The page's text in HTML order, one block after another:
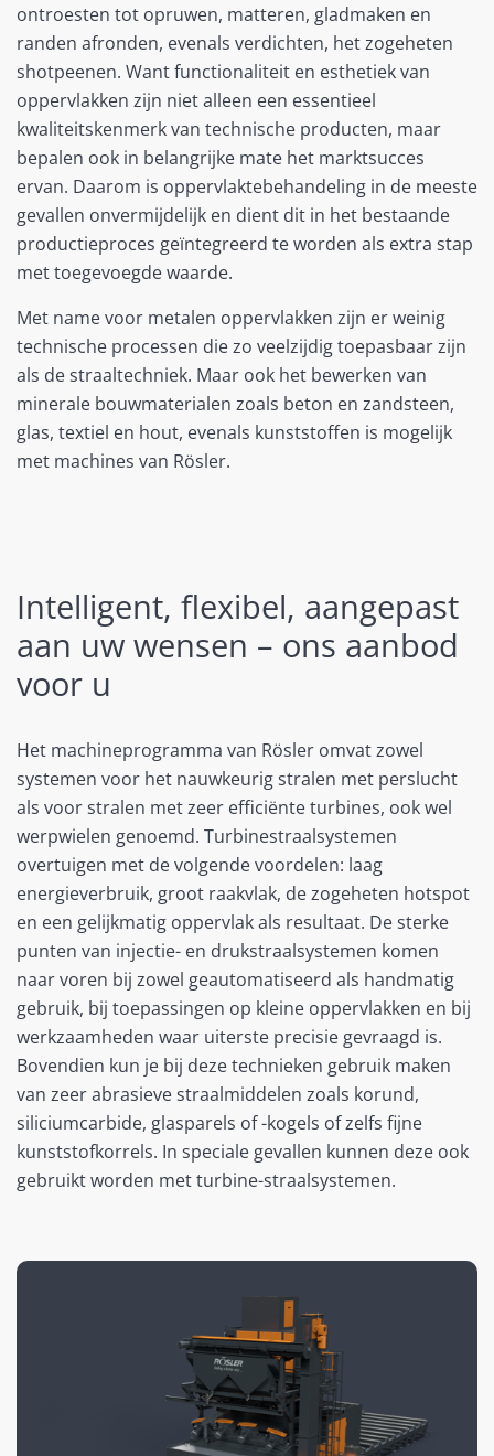
ontroesten tot opruwen, matteren, gladmaken en
randen afronden, evenals verdichten, het zogeheten
shotpeenen. Want functionaliteit en esthetiek van
oppervlakken zijn niet alleen een essentieel
kwaliteitskenmerk van technische producten, maar
bepalen ook in belangrijke mate het marktsucces
ervan. Daarom is oppervlaktebehandeling in de meeste
gevallen onvermijdelijk en dient dit in het bestaande
productieproces geïntegreerd te worden als extra stap
met toegevoegde waarde.
Met name voor metalen oppervlakken zijn er weinig
technische processen die zo veelzijdig toepasbaar zijn
als de straaltechniek. Maar ook het bewerken van
minerale bouwmaterialen zoals beton en zandsteen,
glas, textiel en hout, evenals kunststoffen is mogelijk
met machines van Rösler.
Intelligent, flexibel, aangepast
aan uw wensen – ons aanbod
voor u
Het machineprogramma van Rösler omvat zowel
systemen voor het nauwkeurig stralen met perslucht
als voor stralen met zeer efficiënte turbines, ook wel
werpwielen genoemd. Turbinestraalsystemen
overtuigen met de volgende voordelen: laag
energieverbruik, groot raakvlak, de zogeheten hotspot
en een gelijkmatig oppervlak als resultaat. De sterke
punten van injectie- en drukstraalsystemen komen
naar voren bij zowel geautomatiseerd als handmatig
gebruik, bij toepassingen op kleine oppervlakken en bij
werkzaamheden waar uiterste precisie gevraagd is.
Bovendien kun je bij deze technieken gebruik maken
van zeer abrasieve straalmiddelen zoals korund,
siliciumcarbide, glasparels of -kogels of zelfs fijne
kunststofkorrels. In speciale gevallen kunnen deze ook
gebruikt worden met turbine-straalsystemen.